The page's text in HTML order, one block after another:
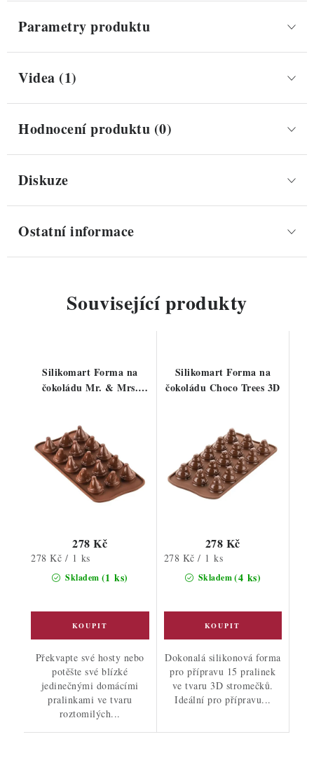
Parametry produktu
Videa (1)
Hodnocení produktu (0)
Diskuze
Ostatní informace
Související produkty
Silikomart Forma na
čokoládu Mr. & Mrs.
Skladem (1 ks)
278 Kč
Měrná
278 Kč / 1 ks
Překvapte své hosty nebo
potěšte své blízké
jedinečnými domácími
pralinkami ve tvaru
roztomilých...
Silikomart Forma na
čokoládu Choco Trees 3D
Skladem(4 ks)
278 Kč
Měrná
278 Kč / 1 ks
Dokonalá silikonová forma
pro přípravu 15 pralinek
ve tvaru 3D stromečků.
Ideální pro přípravu...